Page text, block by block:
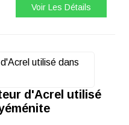
Voir Les Détails
d'Acrel utilisé